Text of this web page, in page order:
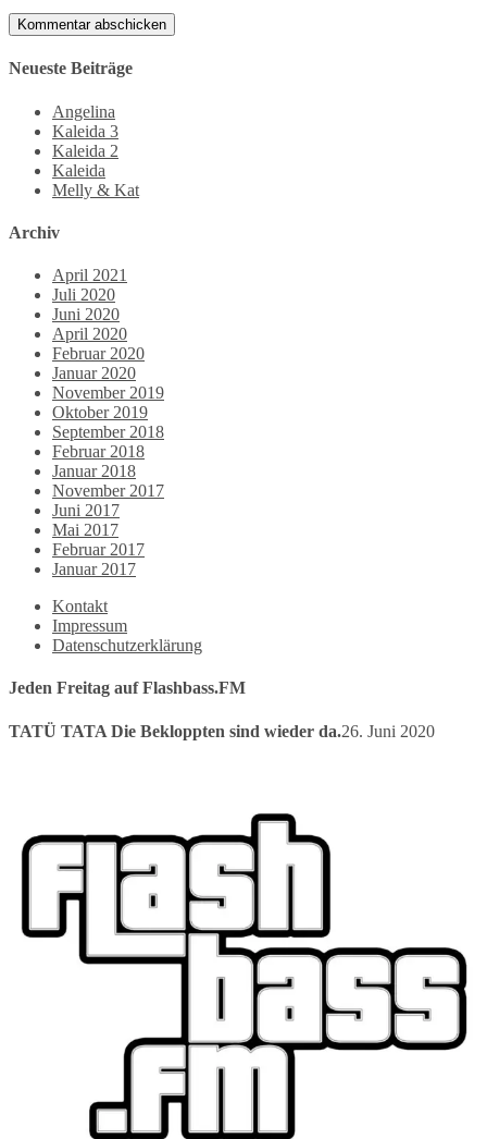
Neueste Beiträge
Angelina
Kaleida 3
Kaleida 2
Kaleida
Melly & Kat
Archiv
April 2021
Juli 2020
Juni 2020
April 2020
Februar 2020
Januar 2020
November 2019
Oktober 2019
September 2018
Februar 2018
Januar 2018
November 2017
Juni 2017
Mai 2017
Februar 2017
Januar 2017
Kontakt
Impressum
Datenschutzerklärung
Jeden Freitag auf Flashbass.FM
TATÜ TATA Die Bekloppten sind wieder da.26. Juni 2020